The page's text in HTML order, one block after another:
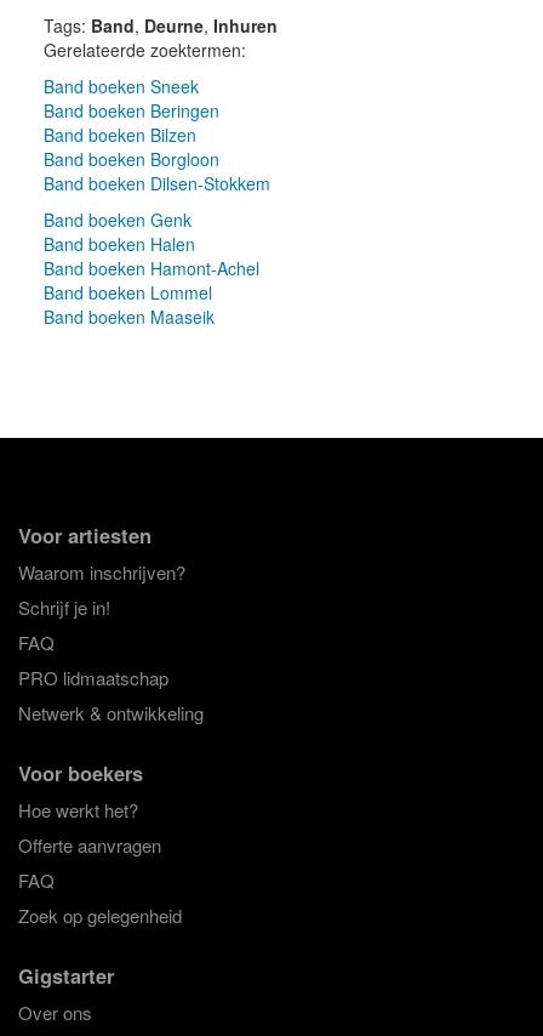
Tags: Band, Deurne, Inhuren
Gerelateerde zoektermen:
Band boeken Sneek
Band boeken Beringen
Band boeken Bilzen
Band boeken Borgloon
Band boeken Dilsen-Stokkem
Band boeken Genk
Band boeken Halen
Band boeken Hamont-Achel
Band boeken Lommel
Band boeken Maaseik
Voor artiesten
Waarom inschrijven?
Schrijf je in!
FAQ
PRO lidmaatschap
Netwerk & ontwikkeling
Voor boekers
Hoe werkt het?
Offerte aanvragen
FAQ
Zoek op gelegenheid
Gigstarter
Over ons